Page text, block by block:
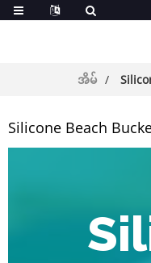
အိမ်
Silicone Beach